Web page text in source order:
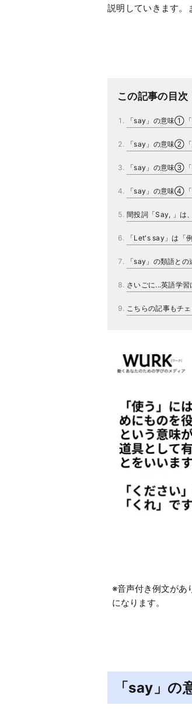
説明していきます。
この記事の目次
「say」の意味①「
「say」の意味②「
「say」の意味③「
「say」の意味④「
間投詞「Say, 」は
「Let's say」は「
「say」の類語と
さいごに...英語学
こちらの記事もチェ
※音声付き例文があ
になります。
「say」の